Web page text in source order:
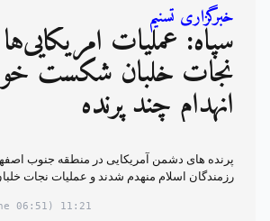
خبرگزاری تسنیم
سپاه: عملیات
نجات خلبان شکست
انهدام چند پرنده
پرنده های دشمن آمریکایی در منطقه جنوب
رزمندگان اسلام منهدم شدند و عملیات نجات
11:21
(06:51 in your timezone)